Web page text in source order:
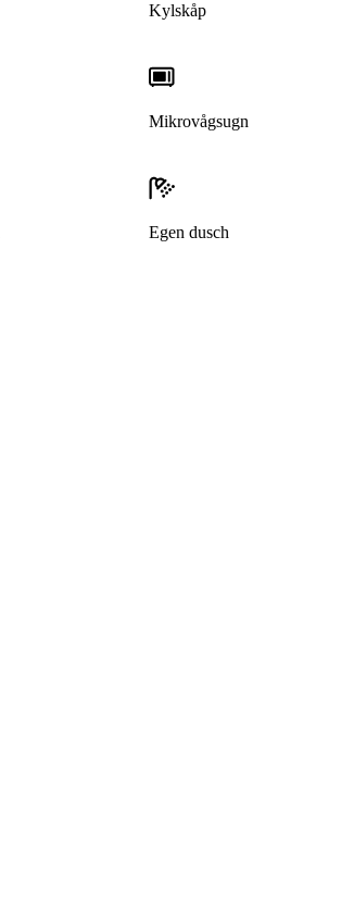
Kylskåp
Mikrovågsugn
Egen dusch